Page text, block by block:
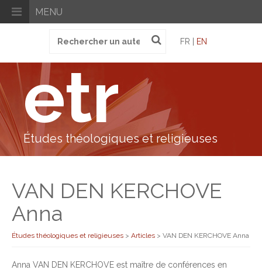
MENU
pour
FR | EN
etr
Études théologiques et religieuses
VAN DEN KERCHOVE
Anna
Études théologiques et religieuses > Articles > VAN DEN KERCHOVE Anna
Anna VAN DEN KERCHOVE est maître de conférences en